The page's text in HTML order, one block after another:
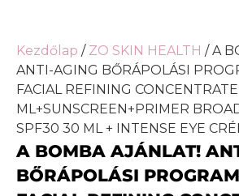
Kezdőlap / ZO SKIN HEALTH / A
ANTI-AGING BŐRÁPOLÁSI
FACIAL REFINING
ML+SUNSCREEN+PRIMER
SPF30 30 ML + INTENSE EYE
A BOMBA AJÁNLAT!
BŐRÁPOLÁSI